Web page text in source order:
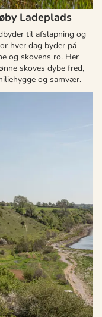
Ladeplads
til afslapning og
hver dag byder på
og skovens ro. Her
skoves dybe fred,
og samvær.